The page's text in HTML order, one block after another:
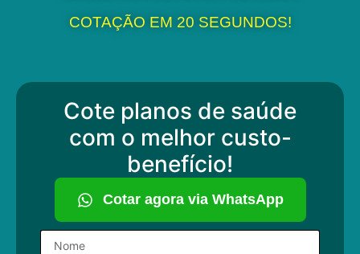
COTAÇÃO EM 20 SEGUNDOS!
Cote planos de saúde
com o melhor custo-
benefício!
Cotar agora via WhatsApp